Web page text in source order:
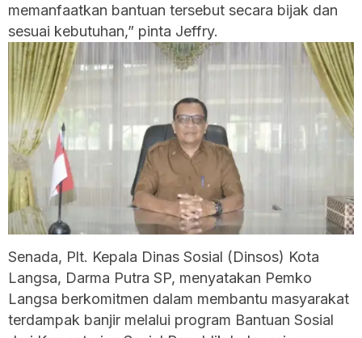
memanfaatkan bantuan tersebut secara bijak dan
sesuai kebutuhan,” pinta Jeffry.
Senada, Plt. Kepala Dinas Sosial (Dinsos) Kota
Langsa, Darma Putra SP, menyatakan Pemko
Langsa berkomitmen dalam membantu masyarakat
terdampak banjir melalui program Bantuan Sosial